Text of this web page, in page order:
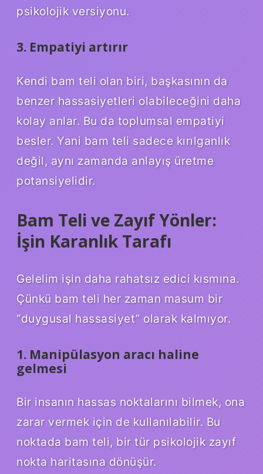
psikolojik versiyonu.
3. Empatiyi artırır
Kendi bam teli olan biri, başkasının da
benzer hassasiyetleri olabileceğini daha
kolay anlar. Bu da toplumsal empatiyi
besler. Yani bam teli sadece kırılganlık
değil, aynı zamanda anlayış üretme
potansiyelidir.
Bam Teli ve Zayıf Yönler:
İşin Karanlık Tarafı
Gelelim işin daha rahatsız edici kısmına.
Çünkü bam teli her zaman masum bir
“duygusal hassasiyet” olarak kalmıyor.
1. Manipülasyon aracı haline
gelmesi
Bir insanın hassas noktalarını bilmek, ona
zarar vermek için de kullanılabilir. Bu
noktada bam teli, bir tür psikolojik zayıf
nokta haritasına dönüşür.